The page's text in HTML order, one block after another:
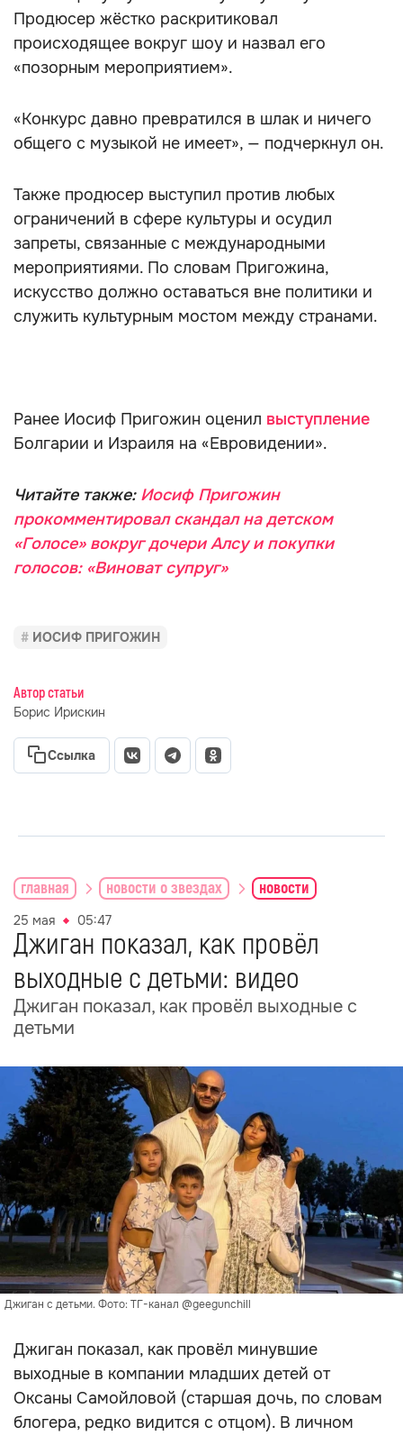
Продюсер жёстко раскритиковал
происходящее вокруг шоу и назвал его
«позорным мероприятием».
«Конкурс давно превратился в шлак и ничего
общего с музыкой не имеет», — подчеркнул он.
Также продюсер выступил против любых
ограничений в сфере культуры и осудил
запреты, связанные с международными
мероприятиями. По словам Пригожина,
искусство должно оставаться вне политики и
служить культурным мостом между странами.
Ранее Иосиф Пригожин оценил выступление
Болгарии и Израиля на «Евровидении».
Читайте также: Иосиф Пригожин
прокомментировал скандал на детском
«Голосе» вокруг дочери Алсу и покупки
голосов: «Виноват супруг»
ИОСИФ ПРИГОЖИН
Автор статьи
Борис Ирискин
Ссылка
главная новости о звездах новости
25 мая 05:47
Джиган показал, как провёл
выходные с детьми: видео
Джиган показал, как провёл выходные с
детьми
Джиган с детьми. Фото: ТГ-канал @geegunchill
Джиган показал, как провёл минувшие
выходные в компании младших детей от
Оксаны Самойловой (старшая дочь, по словам
блогера, редко видится с отцом). В личном